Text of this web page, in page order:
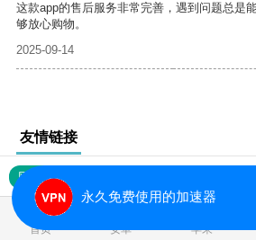
这款app的售后服务非常完善，遇到问题总是
够放心购物。
2025-09-14
友情链接
网站地图
首页 安卓 苹果
永久免费使用的加速器